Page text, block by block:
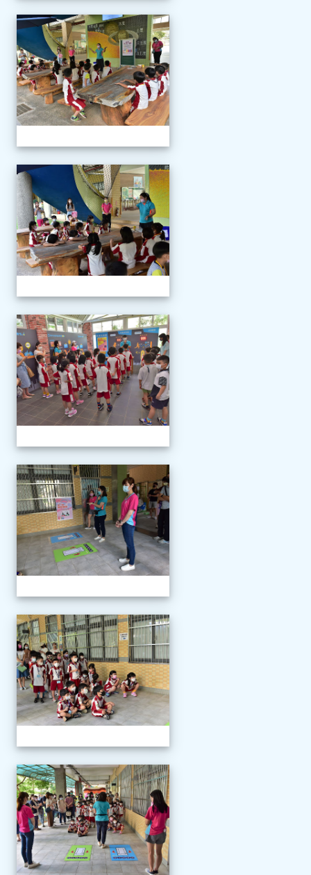
111學年度新生報到
111學年度新生報到
111學年度新生報到
111學年度新生報到
111學年度新生報到
111學年度新生報到